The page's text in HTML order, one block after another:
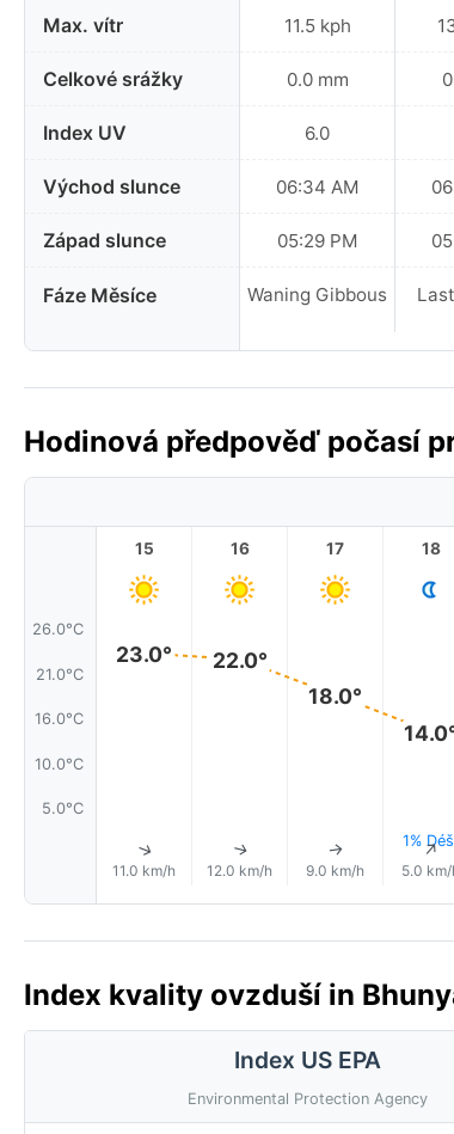
Max. vítr
Celkové srážky
Index UV
Východ slunce
Západ slunce
Fáze Měsíce
11.5 kph
0.0 mm
6.0
06:34 AM
05:29 PM
Waning Gibbous
Hodinová předpověď počasí
26.0°C
21.0°C
16.0°C
10.0°C
5.0°C
15
23.0°
↑
11.0 km/h
16
22.0°
↑
12.0 km/h
17
18.0°
↑
9.0 km/h
18
1%↑
5.0 km/
Index kvality ovzduší in
Index US EPA
Environmental Protection Agency